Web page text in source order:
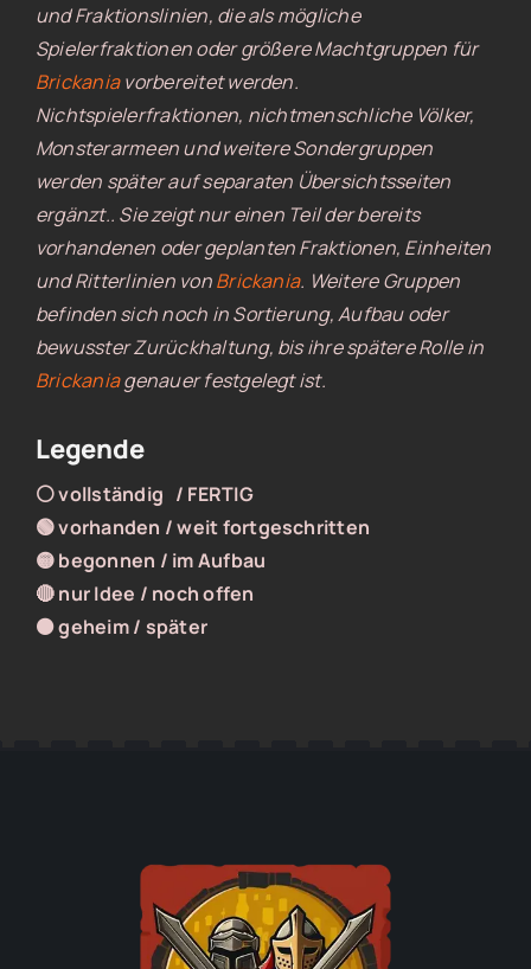
und Fraktionslinien, die als mögliche
Spielerfraktionen oder größere Machtgruppen für
Brickaniavorbereitet werden.
Nichtspielerfraktionen, nichtmenschliche Völker,
Monsterarmeen und weitere Sondergruppen
werden später auf separaten Übersichtsseiten
ergänzt.. Sie zeigt nur einen Teil der bereits
vorhandenen oder geplanten Fraktionen, Einheiten
und Ritterlinien vonBrickania. Weitere Gruppen
befinden sich noch in Sortierung, Aufbau oder
bewusster Zurückhaltung, bis ihre spätere Rolle in
Brickaniagenauer festgelegt ist.
Legende
⚪ vollständig / FERTIG
🟢 vorhanden / weit fortgeschritten
🟡 begonnen / im Aufbau
🔴 nur Idee / noch offen
⚫ geheim / später